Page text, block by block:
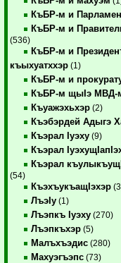
КъБР-м и
КъБР-м и
(536)
КъБР-м и
къыхуатххэр (1)
КъБР-м и
КъБР-м щыIэ МВД-
Къуажэхьхэр (2)
Къэбэрдей Адыгэ
Къэрал Iуэху (9)
Къэрал
Къэрал
(54)
КъэхъукъащIэхэр
ЛъэIу (1)
Лъэпкъ Iуэху (270)
Лъэпкъхэр (5)
Малъхъэдис (280)
Махуэгъэпс (73)